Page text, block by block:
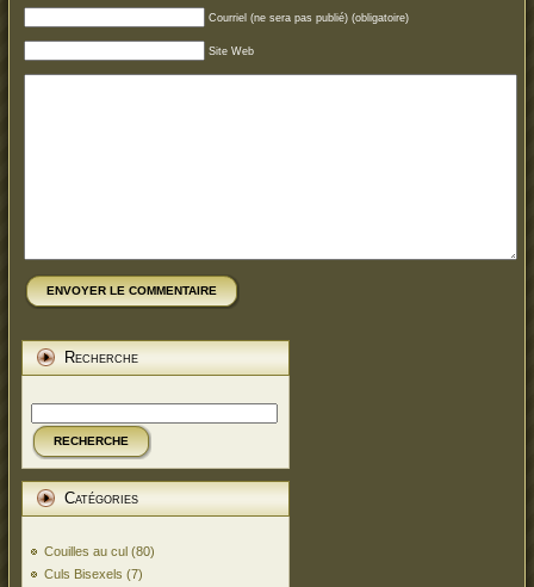
Courriel (ne sera pas publié) (obligatoire)
Site Web
ENVOYER LE COMMENTAIRE
Recherche
RECHERCHE
Catégories
Couilles au cul (80)
Culs Bisexels (7)